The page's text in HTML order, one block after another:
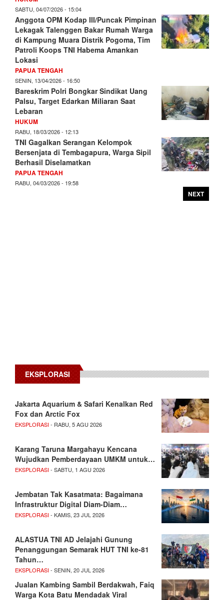
SABTU, 04/07/2026 - 15:04
Anggota OPM Kodap III/Puncak Pimpinan
Lekagak Talenggen Bakar Rumah Warga
di Kampung Muara Distrik Pogoma, Tim
Patroli Koops TNI Habema Amankan
Lokasi
PAPUA TENGAH
SENIN, 13/04/2026 - 16:50
Bareskrim Polri Bongkar Sindikat Uang
Palsu, Target Edarkan Miliaran Saat
Lebaran
HUKUM
RABU, 18/03/2026 - 12:13
TNI Gagalkan Serangan Kelompok
Bersenjata di Tembagapura, Warga Sipil
Berhasil Diselamatkan
PAPUA TENGAH
RABU, 04/03/2026 - 19:58
NEXT
EKSPLORASI
Jakarta Aquarium & Safari Kenalkan Red
Fox dan Arctic Fox
EKSPLORASI- RABU, 5 AGU 2026
Karang Taruna Margahayu Kencana
Wujudkan Pemberdayaan UMKM untuk…
EKSPLORASI- SABTU, 1 AGU 2026
Jembatan Tak Kasatmata: Bagaimana
Infrastruktur Digital Diam-Diam…
EKSPLORASI- KAMIS, 23 JUL 2026
ALASTUA TNI AD Jelajahi Gunung
Penanggungan Semarak HUT TNI ke-81
Tahun…
EKSPLORASI- SENIN, 20 JUL 2026
Jualan Kambing Sambil Berdakwah, Faiq
Warga Kota Batu Mendadak Viral